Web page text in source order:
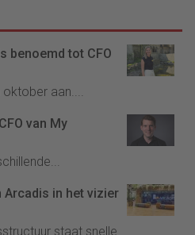
benoemd tot CFO
aan....
van My
Arcadis in het vizier
staat snelle